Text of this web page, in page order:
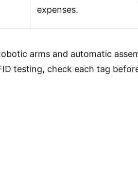
expenses.
arms and automatic
testing, check each tag